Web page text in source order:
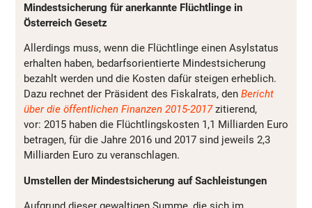
Mindestsicherung für anerkannte Flüchtlinge in
Österreich Gesetz
Allerdings muss, wenn die Flüchtlinge einen Asylstatus
erhalten haben, bedarfsorientierte Mindestsicherung
bezahlt werden und die Kosten dafür steigen erheblich.
Dazu rechnet der Präsident des Fiskalrats, den Bericht
über die öffentlichen Finanzen 2015-2017zitierend,
vor: 2015 haben die Flüchtlingskosten 1,1 Milliarden Euro
betragen, für die Jahre 2016 und 2017 sind jeweils 2,3
Milliarden Euro zu veranschlagen.
Umstellen der Mindestsicherung auf Sachleistungen